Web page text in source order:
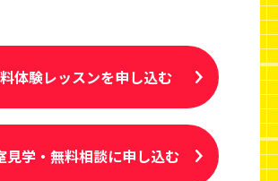
体験レッスンを申し込む
見学・無料相談に申し込む